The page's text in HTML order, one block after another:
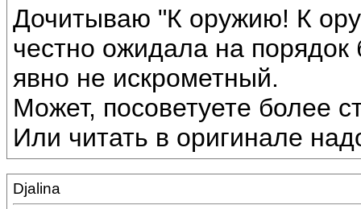
Дочитываю "К оружию! К
честно ожидала на
явно не искрометный.
Может, посоветуете более
Или читать в оригинале
Djalina